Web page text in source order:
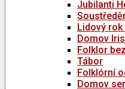
Jubilanti
Lidový
Domov Iris
Folklor
Tábor
Folklórní
Domov